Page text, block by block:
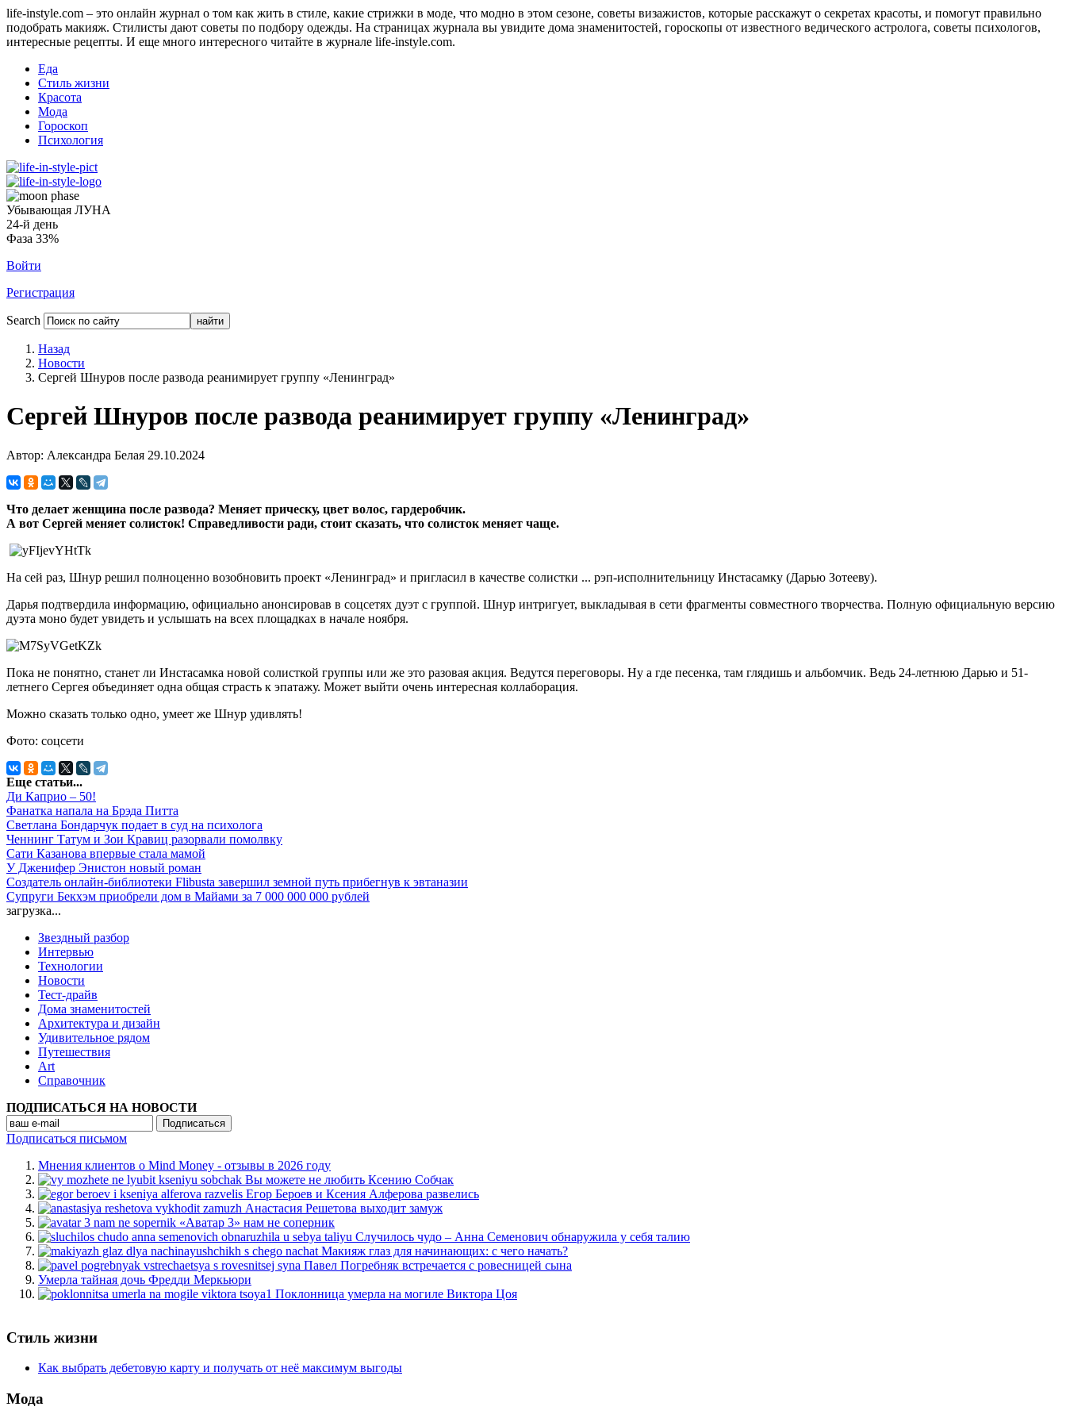
life-instyle.com – это онлайн журнал о том как жить в стиле, какие стрижки в моде, что модно в этом сезоне, советы визажистов, которые расскажут о секретах красоты, и помогут правильно
подобрать макияж. Стилисты дают советы по подбору одежды. На страницах журнала вы увидите дома знаменитостей, гороскопы от известного ведического астролога, советы психологов,
интересные рецепты. И еще много интересного читайте в журнале life-instyle.com.
Еда
Стиль жизни
Красота
Мода
Гороскоп
Психология
Убывающая ЛУНА
24-й день
Фаза 33%
Войти
Регистрация
Search
Назад
Новости
Сергей Шнуров после развода реанимирует группу «Ленинград»
Сергей Шнуров после развода реанимирует группу «Ленинград»
Автор: Александра Белая 29.10.2024
Что делает женщина после развода? Меняет прическу, цвет волос, гардеробчик.
А вот Сергей меняет солисток! Справедливости ради, стоит сказать, что солисток меняет чаще.
На сей раз, Шнур решил полноценно возобновить проект «Ленинград» и пригласил в качестве солистки ... рэп-исполнительницу Инстасамку (Дарью Зотееву).
Дарья подтвердила информацию, официально анонсировав в соцсетях дуэт с группой. Шнур интригует, выкладывая в сети фрагменты совместного творчества. Полную официальную версию
дуэта моно будет увидеть и услышать на всех площадках в начале ноября.
Пока не понятно, станет ли Инстасамка новой солисткой группы или же это разовая акция. Ведутся переговоры. Ну а где песенка, там глядишь и альбомчик. Ведь 24-летнюю Дарью и 51-
летнего Сергея объединяет одна общая страсть к эпатажу. Может выйти очень интересная коллаборация.
Можно сказать только одно, умеет же Шнур удивлять!
Фото: соцсети
Еще статьи...
Ди Каприо – 50!
Фанатка напала на Брэда Питта
Светлана Бондарчук подает в суд на психолога
Ченнинг Татум и Зои Кравиц разорвали помолвку
Сати Казанова впервые стала мамой
У Дженифер Энистон новый роман
Создатель онлайн-библиотеки Flibusta завершил земной путь прибегнув к эвтаназии
Супруги Бекхэм приобрели дом в Майами за 7 000 000 000 рублей
загрузка...
Звездный разбор
Интервью
Технологии
Новости
Тест-драйв
Дома знаменитостей
Архитектура и дизайн
Удивительное рядом
Путешествия
Art
Cправочник
ПОДПИСАТЬСЯ НА НОВОСТИ
Подписаться письмом
Мнения клиентов о Mind Money - отзывы в 2026 году
Вы можете не любить Ксению Собчак
Егор Бероев и Ксения Алферова развелись
Анастасия Решетова выходит замуж
«Аватар 3» нам не соперник
Случилось чудо – Анна Семенович обнаружила у себя талию
Макияж глаз для начинающих: с чего начать?
Павел Погребняк встречается с ровесницей сына
Умерла тайная дочь Фредди Меркьюри
Поклонница умерла на могиле Виктора Цоя
Стиль жизни
Как выбрать дебетовую карту и получать от неё максимум выгоды
Мода